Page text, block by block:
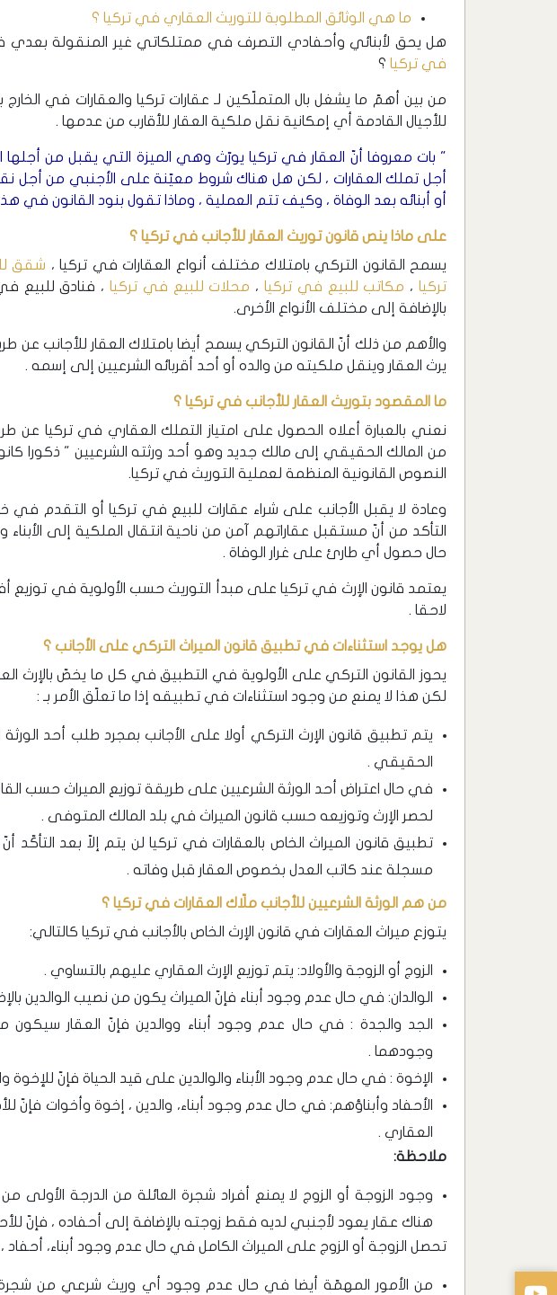
ما هي الوثائق المطلوبة للتوريث العقاري في تركيا ؟
هل يحق لأبنائي وأحفادي التصرف في ممتلكاتي غير المنقولة بعدي
في تركيا ؟
من بين أهمّ ما يشغل بال المتملّكين لـ عقارات تركيا والعقارات في
للأجيال القادمة أي إمكانية نقل ملكية العقار للأقارب من عدمها .
" بات معروفا أنّ العقار في تركيا يورّث وهي الميزة التي يقبل من أجلها
أجل تملك العقارات ، لكن هل هناك شروط معيّنة على الأجنبي من أجل
أو أبنائه بعد الوفاة ، وكيف تتم العملية ، وماذا تقول بنود القانون في
على ماذا ينص قانون توريث العقار للأجانب في تركيا ؟
يسمح القانون التركي بامتلاك مختلف أنواع العقارات في تركيا ، شقق
تركيا ، مكاتب للبيع في تركيا ، محلات للبيع في تركيا ، فنادق للبيع
بالإضافة إلى مختلف الأنواع الأخرى.
والأهم من ذلك أنّ القانون التركي يسمح أيضا بامتلاك العقار للأجانب عن
يرث العقار وينقل ملكيته من والده أو أحد أقربائه الشرعيين إلى إسمه .
ما المقصود بتوريث العقار للأجانب في تركيا ؟
نعني بالعبارة أعلاه الحصول على امتياز التملك العقاري في تركيا عن
من المالك الحقيقي إلى مالك جديد وهو أحد ورثته الشرعيين " ذكورا
النصوص القانونية المنظمة لعملية التوريث في تركيا.
وعادة لا يقبل الأجانب على شراء عقارات للبيع في تركيا أو التقدم في
التأكد من أنّ مستقبل عقاراتهم آمن من ناحية انتقال الملكية إلى الأبناء
حال حصول أي طارئ على غرار الوفاة .
يعتمد قانون الإرث في تركيا على مبدأ التوريث حسب الأولوية في توزيع
لاحقا .
هل يوجد استثناءات في تطبيق قانون الميراث التركي على الأجانب ؟
يحوز القانون التركي على الأولوية في التطبيق في كل ما يخصّ بالإرث
لكن هذا لا يمنع من وجود استثناءات في تطبيقه إذا ما تعلّق الأمر بـ :
يتم تطبيق قانون الإرث التركي أولا على الأجانب بمجرد طلب أحد
الحقيقي .
في حال اعتراض أحد الورثة الشرعيين على طريقة توزيع الميراث حسب
لحصر الإرث وتوزيعه حسب قانون الميراث في بلد المالك المتوفى .
تطبيق قانون الميراث الخاص بالعقارات في تركيا لن يتم إلاّ بعد
مسجلة عند كاتب العدل بخصوص العقار قبل وفاته .
من هم الورثة الشرعيين للأجانب ملّاك العقارات في تركيا ؟
يتوزع ميراث العقارات في قانون الإرث الخاص بالأجانب في تركيا كالتالي:
الزوج أو الزوجة والأولاد: يتم توزيع الإرث العقاري عليهم بالتساوي .
الوالدان: في حال عدم وجود أبناء فإنّ الميراث يكون من نصيب الوالدين
الجد والجدة : في حال عدم وجود أبناء ووالدين فإنّ العقار
وجودهما .
الإخوة : في حال عدم وجود الأبناء والوالدين على قيد الحياة فإنّ للإخوة
الأحفاد وأبناؤهم: في حال عدم وجود أبناء، والدين ، إخوة وأخوات فإنّ
العقاري .
ملاحظة:
وجود الزوجة أو الزوج لا يمنع أفراد شجرة العائلة من الدرجة الأولى
هناك عقار يعود لأجنبي لديه فقط زوجته بالإضافة إلى أحفاده ، فإنّ
تحصل الزوجة أو الزوج على الميراث الكامل في حال عدم وجود أبناء، أحفاد
من الأمور المهمّة أيضا في حال عدم وجود أي وريث شرعي من شجرة